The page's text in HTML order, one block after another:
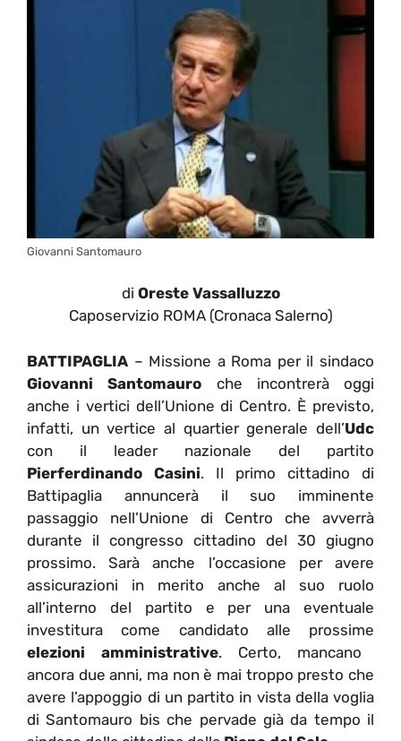
Giovanni Santomauro
di Oreste Vassalluzzo
Caposervizio ROMA (Cronaca Salerno)
BATTIPAGLIA – Missione a Roma per il sindaco
Giovanni Santomauro che incontrerà oggi
anche i vertici dell’Unione di Centro. È previsto,
infatti, un vertice al quartier generale dell’Udc
con il leader nazionale del partito
Pierferdinando Casini. Il primo cittadino di
Battipaglia annuncerà il suo imminente
passaggio nell’Unione di Centro che avverrà
durante il congresso cittadino del 30 giugno
prossimo. Sarà anche l’occasione per avere
assicurazioni in merito anche al suo ruolo
all’interno del partito e per una eventuale
investitura come candidato alle prossime
elezioni amministrative. Certo, mancano
ancora due anni, ma non è mai troppo presto che
avere l’appoggio di un partito in vista della voglia
di Santomauro bis che pervade già da tempo il